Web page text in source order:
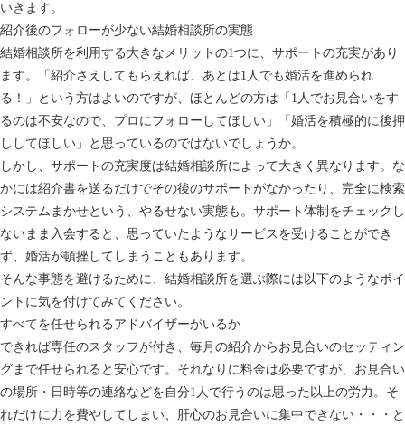
いきます。
紹介後のフォローが少ない結婚相談所の実態
結婚相談所を利用する大きなメリットの1つに、サポートの充実があり
ます。「紹介さえしてもらえれば、あとは1人でも婚活を進められ
る！」という方はよいのですが、ほとんどの方は「1人でお見合いをす
るのは不安なので、プロにフォローしてほしい」「婚活を積極的に後押
ししてほしい」と思っているのではないでしょうか。
しかし、サポートの充実度は結婚相談所によって大きく異なります。な
かには紹介書を送るだけでその後のサポートがなかったり、完全に検索
システムまかせという、やるせない実態も。サポート体制をチェックし
ないまま入会すると、思っていたようなサービスを受けることができ
ず、婚活が頓挫してしまうこともあります。
そんな事態を避けるために、結婚相談所を選ぶ際には以下のようなポイ
ントに気を付けてみてください。
すべてを任せられるアドバイザーがいるか
できれば専任のスタッフが付き、毎月の紹介からお見合いのセッティン
グまで任せられると安心です。それなりに料金は必要ですが、お見合い
の場所・日時等の連絡などを自分1人で行うのは思った以上の労力。そ
れだけに力を費やしてしまい、肝心のお見合いに集中できない・・・と